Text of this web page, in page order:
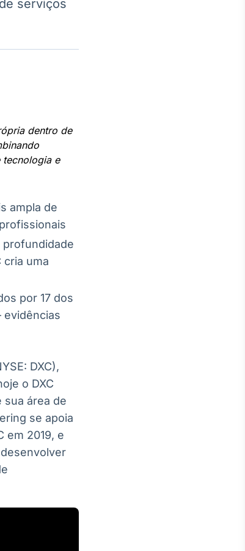
serviços
dentro de
tecnologia e
ampla de
profundidade
cria uma
por 17 dos
evidências
DXC),
o DXC
sua área de
se apoia
em 2019, e